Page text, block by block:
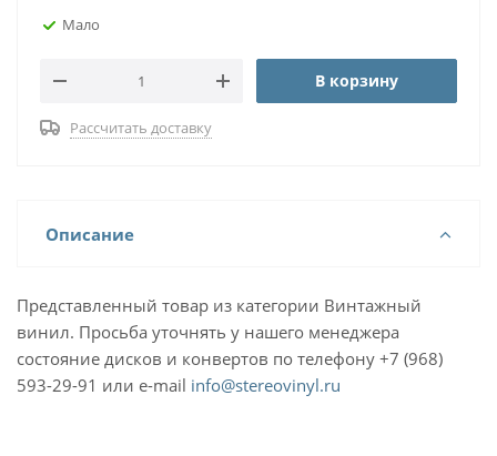
Мало
В корзину
Рассчитать доставку
Описание
Представленный товар из категории Винтажный
винил. Просьба уточнять у нашего менеджера
состояние дисков и конвертов по телефону +7 (968)
593-29-91 или e-mail info@stereovinyl.ru